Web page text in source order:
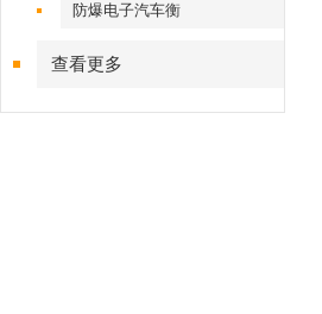
防爆电子汽车衡
查看更多